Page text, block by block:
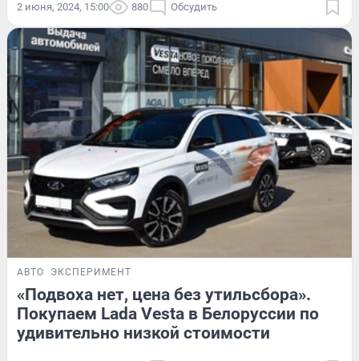
2 июня, 2024, 15:00 880 Обсудить
АВТО ЭКСПЕРИМЕНТ
«Подвоха нет, цена без утильсбора».
Покупаем Lada Vesta в Белоруссии по
удивительно низкой стоимости